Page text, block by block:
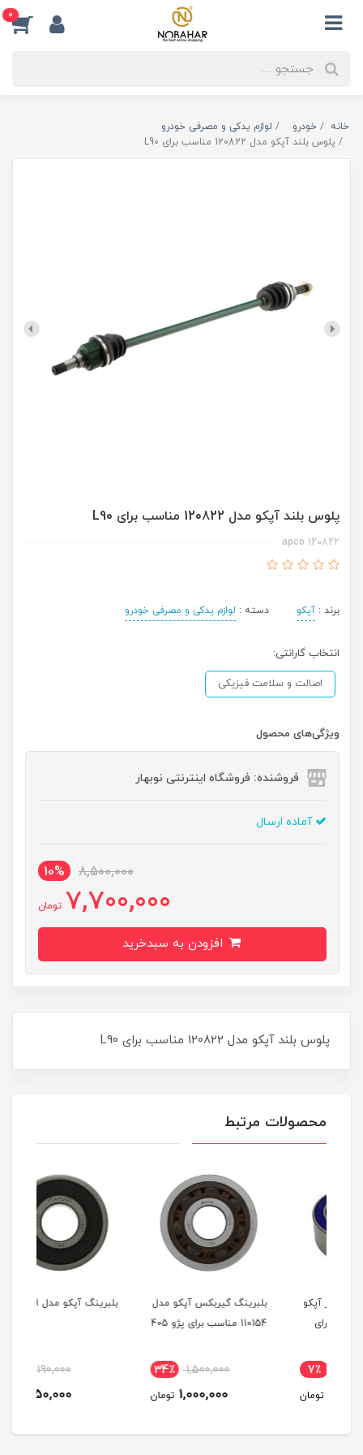
0
خانه خودرو
لوازم یدکی و مصرفی خودرو
پلوس بلند آپکو مدل 120822 مناسب برای L90
پلوس بلند آپکو مدل 120822 مناسب برای L90
120822 apco
برند : آپکو دسته : لوازم یدکی و مصرفی خودرو
انتخاب گارانتی:
اصالت و سلامت فیزیکی
ویژگی‌های محصول
فروشنده: فروشگاه اینترنتی نوبهار
آماده ارسال
8,500,000
10%
7,700,000 تومان
پلوس بلند آپکو مدل 120822 مناسب برای L90
محصولات مرتبط
بلبرینگ گیربکس آپکو مدل
34٪
1,000,000 تومان
بلبرینگ آپکو مدل 110601
22٪
تومان